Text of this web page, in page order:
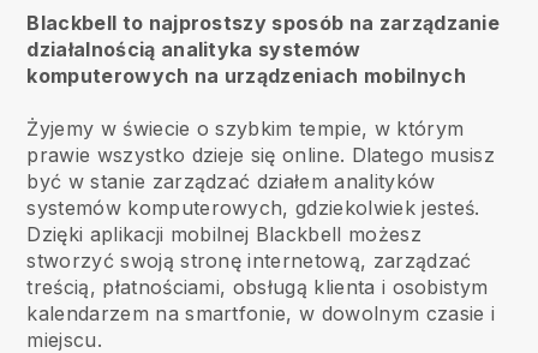
Blackbell to najprostszy sposób na zarządzanie
działalnością analityka systemów
komputerowych na urządzeniach mobilnych
Żyjemy w świecie o szybkim tempie, w którym
prawie wszystko dzieje się online. Dlatego musisz
być w stanie zarządzać działem analityków
systemów komputerowych, gdziekolwiek jesteś.
Dzięki aplikacji mobilnej Blackbell możesz
stworzyć swoją stronę internetową, zarządzać
treścią, płatnościami, obsługą klienta i osobistym
kalendarzem na smartfonie, w dowolnym czasie i
miejscu.